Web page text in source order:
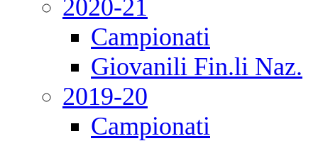
2020-21
Campionati
Giovanili Fin.li Naz.
2019-20
Campionati